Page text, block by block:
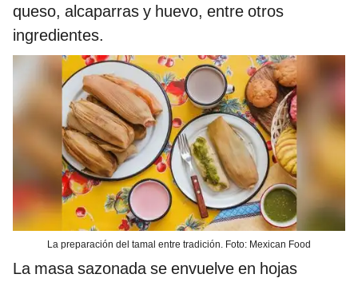
queso, alcaparras y huevo, entre otros
ingredientes.
La preparación del tamal entre tradición. Foto: Mexican Food
La masa sazonada se envuelve en hojas